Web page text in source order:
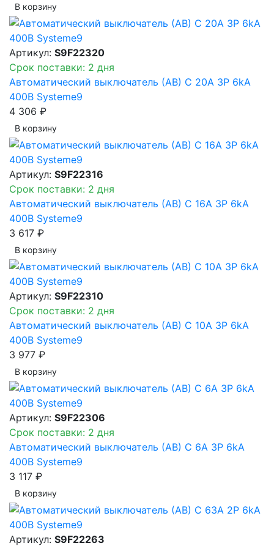
В корзинy
Артикул: S9F22320
Срок поставки: 2 дня
Автоматический выключатель (АВ) C 20A 3P 6kA
400В Systeme9
4 306 ₽
В корзинy
Артикул: S9F22316
Срок поставки: 2 дня
Автоматический выключатель (АВ) C 16A 3P 6kA
400В Systeme9
3 617 ₽
В корзинy
Артикул: S9F22310
Срок поставки: 2 дня
Автоматический выключатель (АВ) C 10A 3P 6kA
400В Systeme9
3 977 ₽
В корзинy
Артикул: S9F22306
Срок поставки: 2 дня
Автоматический выключатель (АВ) C 6A 3P 6kA
400В Systeme9
3 117 ₽
В корзинy
Артикул: S9F22263